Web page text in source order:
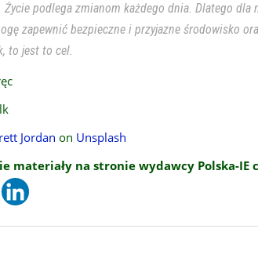
Życie podlega zmianom każdego dnia. Dlatego
zapewnić bezpieczne i przyjazne środowisko
to jest to cel.
Jordan on Unsplash
materiały na stronie wydawcy Polska-